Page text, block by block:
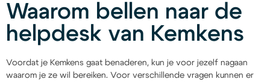
Waarom bellen naar de
helpdesk van Kemkens
Voordat je Kemkens gaat benaderen, kun je voor jezelf nagaan
waarom je ze wil bereiken. Voor verschillende vragen kunnen er